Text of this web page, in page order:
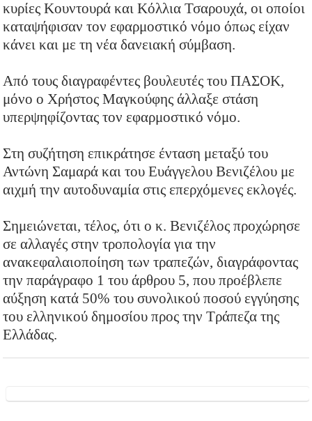
κυρίες Κουντουρά και Κόλλια Τσαρουχά, οι οποίοι
καταψήφισαν τον εφαρμοστικό νόμο όπως είχαν
κάνει και με τη νέα δανειακή σύμβαση.
Από τους διαγραφέντες βουλευτές του ΠΑΣΟΚ,
μόνο ο Χρήστος Μαγκούφης άλλαξε στάση
υπερψηφίζοντας τον εφαρμοστικό νόμο.
Στη συζήτηση επικράτησε ένταση μεταξύ του
Αντώνη Σαμαρά και του Ευάγγελου Βενιζέλου με
αιχμή την αυτοδυναμία στις επερχόμενες εκλογές.
Σημειώνεται, τέλος, ότι ο κ. Βενιζέλος προχώρησε
σε αλλαγές στην τροπολογία για την
ανακεφαλαιοποίηση των τραπεζών, διαγράφοντας
την παράγραφο 1 του άρθρου 5, που προέβλεπε
αύξηση κατά 50% του συνολικού ποσού εγγύησης
του ελληνικού δημοσίου προς την Τράπεζα της
Ελλάδας.